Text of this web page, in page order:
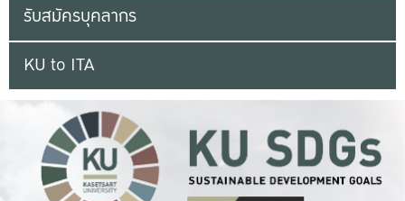
รับสมัครบุคลากร
KU to ITA